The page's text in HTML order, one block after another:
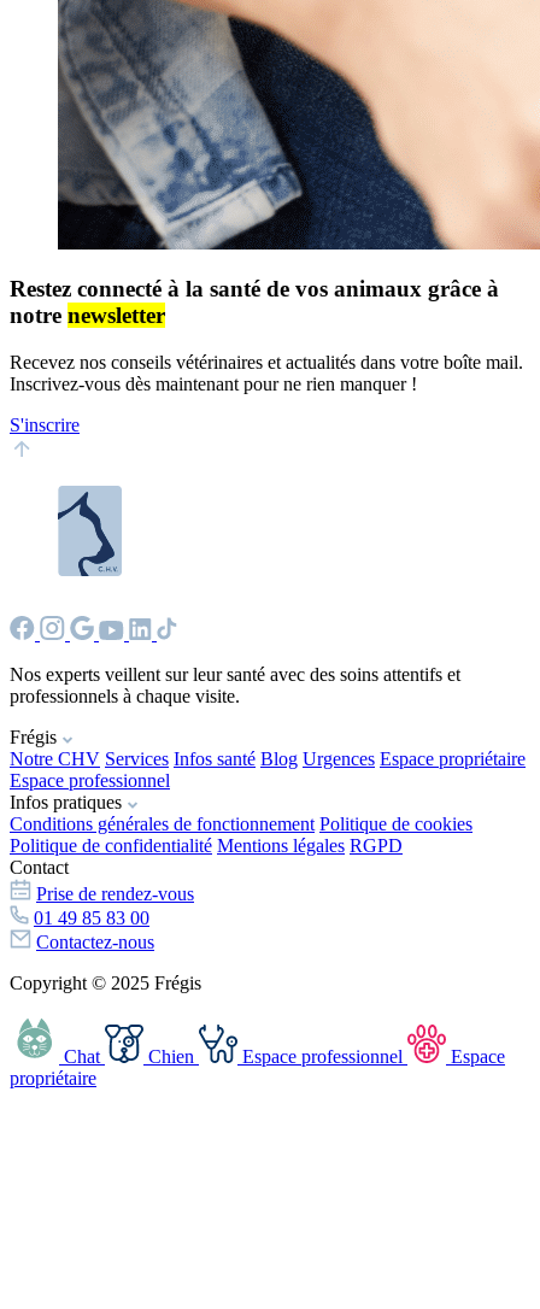
Restez connecté à la santé de vos animaux grâce à
notre newsletter
Recevez nos conseils vétérinaires et actualités dans votre boîte mail.
Inscrivez-vous dès maintenant pour ne rien manquer !
S'inscrire
Nos experts veillent sur leur santé avec des soins attentifs et
professionnels à chaque visite.
Frégis
Notre CHV Services Infos santé Blog Urgences Espace propriétaire
Espace professionnel
Infos pratiques
Conditions générales de fonctionnement Politique de cookies
Politique de confidentialité Mentions légales RGPD
Contact
Prise de rendez-vous
01 49 85 83 00
Contactez-nous
Copyright © 2025 Frégis
Chat Chien Espace professionnel
Espace
propriétaire